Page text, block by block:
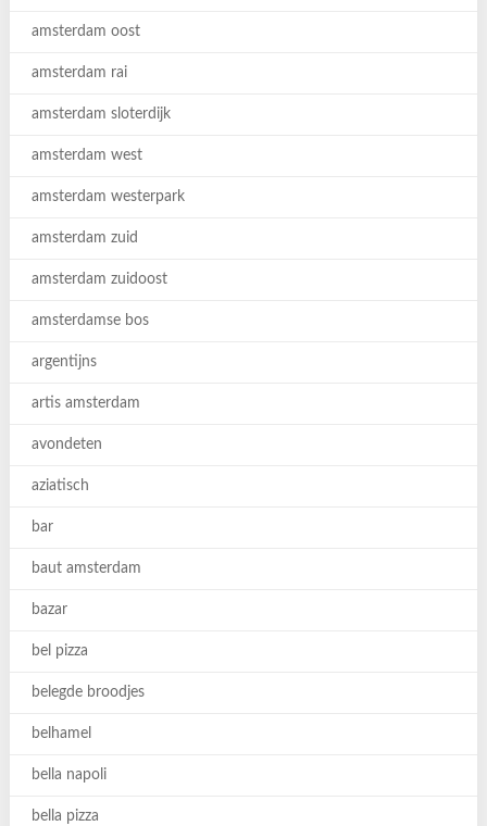
amsterdam oost
amsterdam rai
amsterdam sloterdijk
amsterdam west
amsterdam westerpark
amsterdam zuid
amsterdam zuidoost
amsterdamse bos
argentijns
artis amsterdam
avondeten
aziatisch
bar
baut amsterdam
bazar
bel pizza
belegde broodjes
belhamel
bella napoli
bella pizza